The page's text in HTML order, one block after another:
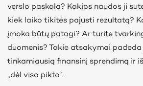
verslo paskola? Kokios naudos ji
kiek laiko tikitės pajusti rezultatą?
įmoka būtų patogi? Ar turite
duomenis? Tokie atsakymai
tinkamiausią finansinį sprendimą ir
„dėl viso pikto“.